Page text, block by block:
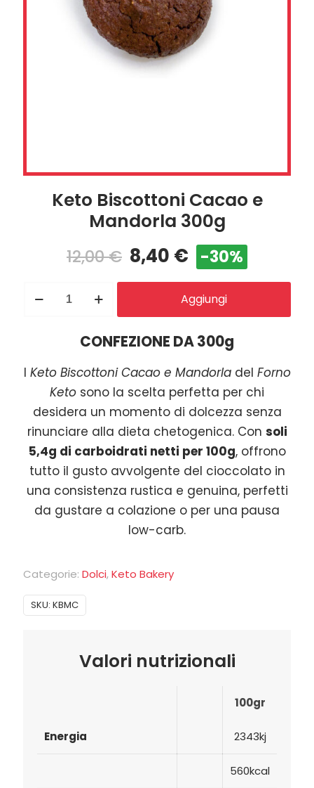
Keto Biscottoni Cacao e
Mandorla 300g
12,00€ 8,40 € -30%
Mandorla
quantità
Aggiungi
CONFEZIONE DA 300g
I Keto Biscottoni Cacao e Mandorladel Forno
Keto sono la scelta perfetta per chi
desidera un momento di dolcezza senza
rinunciare alla dieta chetogenica. Con soli
5,4g di carboidrati netti per 100g, offrono
tutto il gusto avvolgente del cioccolato in
una consistenza rustica e genuina, perfetti
da gustare a colazione o per una pausa
low-carb.
Categorie: Dolci,Keto Bakery
SKU: KBMC
Valori nutrizionali
100gr
Energia 2343kj
560kcal